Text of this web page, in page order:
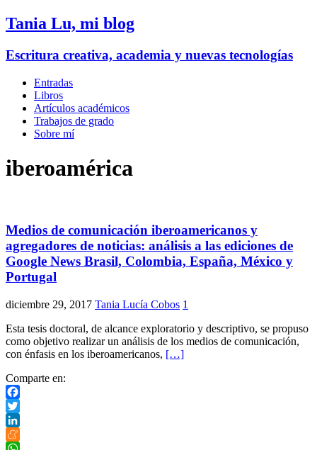
Tania Lu, mi blog
Escritura creativa, academia y nuevas tecnologías
Entradas
Libros
Artículos académicos
Trabajos de grado
Sobre mí
iberoamérica
Medios de comunicación iberoamericanos y
agregadores de noticias: análisis a las ediciones de
Google News Brasil, Colombia, España, México y
Portugal
diciembre 29, 2017 Tania Lucía Cobos 1
Esta tesis doctoral, de alcance exploratorio y descriptivo, se propuso
como objetivo realizar un análisis de los medios de comunicación,
con énfasis en los iberoamericanos, […]
Comparte en:
Facebook
Twitter
LinkedIn